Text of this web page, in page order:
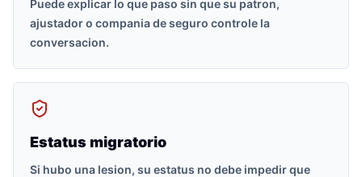
Puede explicar lo que paso sin que su patron,
ajustador o compania de seguro controle la
conversacion.
Estatus migratorio
Si hubo una lesion, su estatus no debe impedir que